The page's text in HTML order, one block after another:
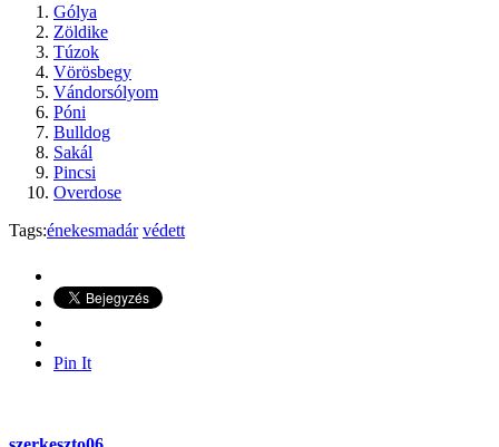
Gólya
Zöldike
Túzok
Vörösbegy
Vándorsólyom
Póni
Bulldog
Sakál
Pincsi
Overdose
Tags:énekesmadár védett
Pin It